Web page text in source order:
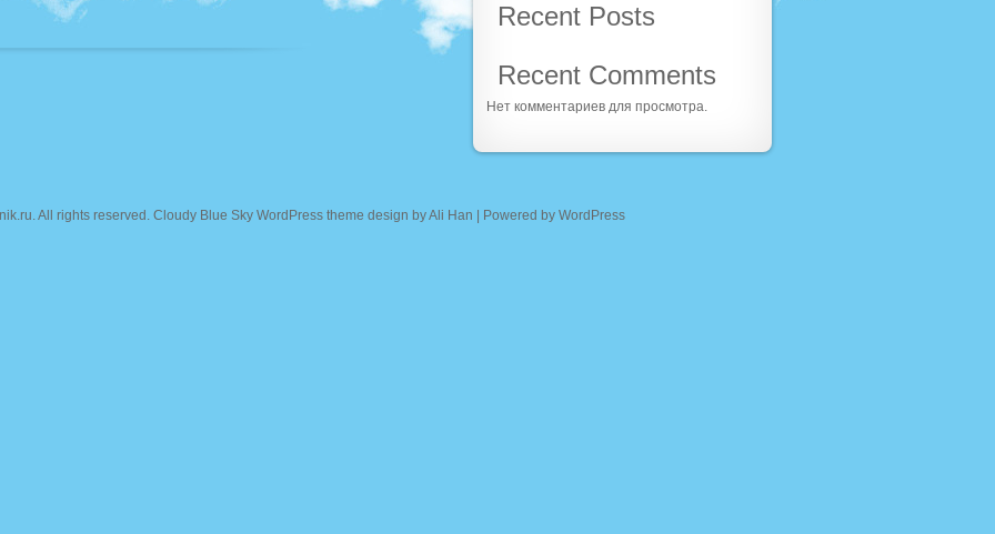
Recent Posts
Recent Comments
Нет комментариев для просмотра.
. All rights reserved. Cloudy Blue Sky WordPress theme design byAli Han | Powered by WordPress